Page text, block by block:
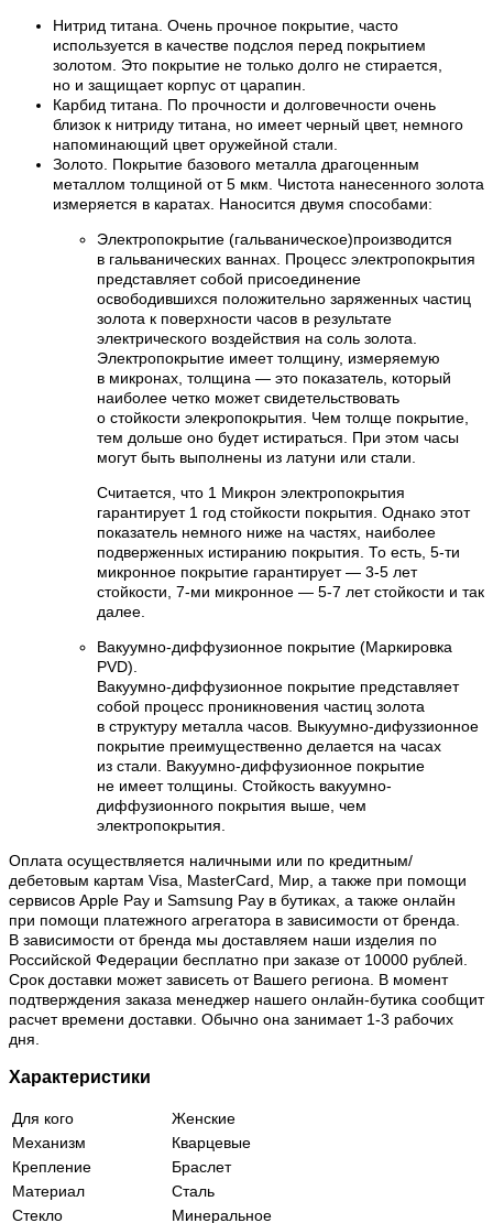
Нитрид титана. Очень прочное покрытие, часто
используется в качестве подслоя перед покрытием
золотом. Это покрытие не только долго не стирается,
но и защищает корпус от царапин.
Карбид титана. По прочности и долговечности очень
близок к нитриду титана, но имеет черный цвет, немного
напоминающий цвет оружейной стали.
Золото. Покрытие базового металла драгоценным
металлом толщиной от 5 мкм. Чистота нанесенного золота
измеряется в каратах. Наносится двумя способами:
Электропокрытие (гальваническое)производится
в гальванических ваннах. Процесс электропокрытия
представляет собой присоединение
освободившихся положительно заряженных частиц
золота к поверхности часов в результате
электрического воздействия на соль золота.
Электропокрытие имеет толщину, измеряемую
в микронах, толщина — это показатель, который
наиболее четко может свидетельствовать
о стойкости элекропокрытия. Чем толще покрытие,
тем дольше оно будет истираться. При этом часы
могут быть выполнены из латуни или стали.
Считается, что 1 Микрон электропокрытия
гарантирует 1 год стойкости покрытия. Однако этот
показатель немного ниже на частях, наиболее
подверженных истиранию покрытия. То есть, 5-ти
микронное покрытие гарантирует — 3-5 лет
стойкости, 7-ми микронное — 5-7 лет стойкости и так
далее.
Вакуумно-диффузионное покрытие (Маркировка
PVD).
Вакуумно-диффузионное покрытие представляет
собой процесс проникновения частиц золота
в структуру металла часов. Выкуумно-дифуззионное
покрытие преимущественно делается на часах
из стали. Вакуумно-диффузионное покрытие
не имеет толщины. Стойкость вакуумно-
диффузионного покрытия выше, чем
электропокрытия.
Оплата осуществляется наличными или по кредитным/
дебетовым картам Visa, MasterCard, Мир, а также при помощи
сервисов Apple Pay и Samsung Pay в бутиках, а также онлайн
при помощи платежного агрегатора в зависимости от бренда.
В зависимости от бренда мы доставляем наши изделия по
Российской Федерации бесплатно при заказе от 10000 рублей.
Срок доставки может зависеть от Вашего региона. В момент
подтверждения заказа менеджер нашего онлайн-бутика сообщит
расчет времени доставки. Обычно она занимает 1-3 рабочих
дня.
Характеристики
Для кого
Женские
Механизм
Кварцевые
Крепление
Браслет
Материал
Сталь
Стекло
Минеральное